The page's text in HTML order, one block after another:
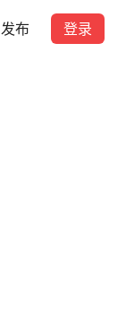
发布 登录